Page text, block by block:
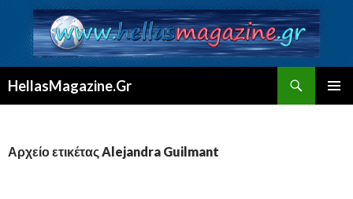
HellasMagazine.Gr
Αρχείο ετικέτας Alejandra Guilmant